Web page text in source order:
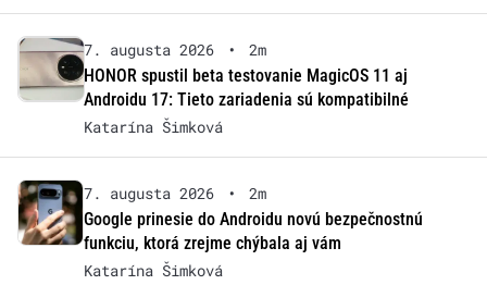
7. augusta 2026 •
2m
HONOR spustil beta testovanie MagicOS 11 aj
Androidu 17: Tieto zariadenia sú kompatibilné
Katarína Šimková
7. augusta 2026 •
2m
Google prinesie do Androidu novú bezpečnostnú
funkciu, ktorá zrejme chýbala aj vám
Katarína Šimková